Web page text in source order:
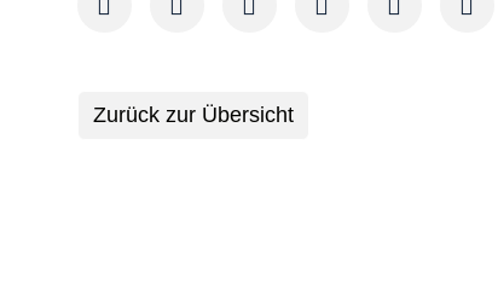
Zurück zur Übersicht